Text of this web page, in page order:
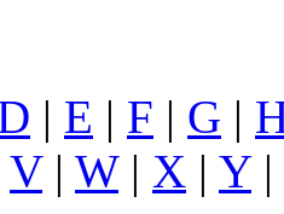
| E | F | G |
V| W| X | Y|